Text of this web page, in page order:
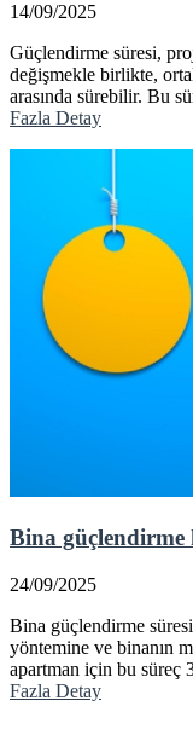
14/09/2025
Güçlendirme süresi,
değişmekle birlikte,
arasında sürebilir. Bu
Fazla Detay
Bina güçlendirme
24/09/2025
Bina güçlendirme
yöntemine ve binanın
apartman için bu süreç
Fazla Detay